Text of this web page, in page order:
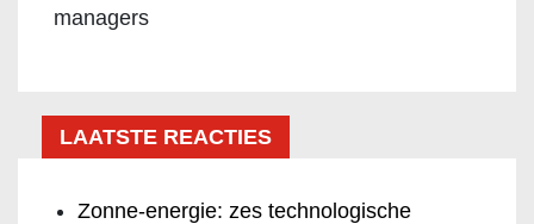
managers
LAATSTE REACTIES
Zonne-energie: zes technologische